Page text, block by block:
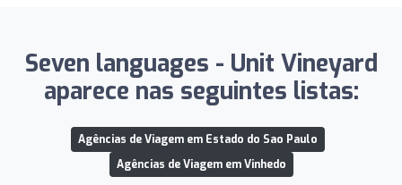
Seven languages ​​- Unit Vineyard
aparece nas seguintes listas:
Agências de Viagem em Estado do Sao Paulo
Agências de Viagem em Vinhedo